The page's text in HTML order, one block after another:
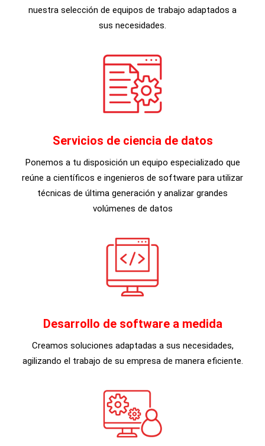
nuestra selección de equipos de trabajo adaptados a
sus necesidades.
Servicios de ciencia de datos
Ponemos a tu disposición un equipo especializado que
reúne a científicos e ingenieros de software para utilizar
técnicas de última generación y analizar grandes
volúmenes de datos
Desarrollo de software a medida
Creamos soluciones adaptadas a sus necesidades,
agilizando el trabajo de su empresa de manera eficiente.